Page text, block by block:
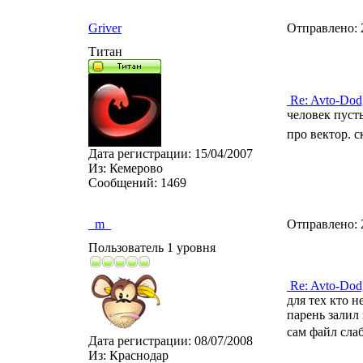
Griver Отправлено:
Титан
Дата регистрации: 15/04/2007
Из: Кемерово
Сообщений: 1469
Re: Avto-
человек
про вектор.
_m_ Отправлено:
Пользователь 1 уровня
Дата регистрации: 08/07/2008
Из: Краснодар
Re: Avto-
для тех кто
парень
сам файл